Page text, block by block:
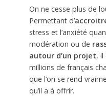
On ne cesse plus de
Permettant d’
stress et l’anxiété
modération ou de
autour d’un projet, il
millions de français
que l’on se rend
qu’il a à offrir.